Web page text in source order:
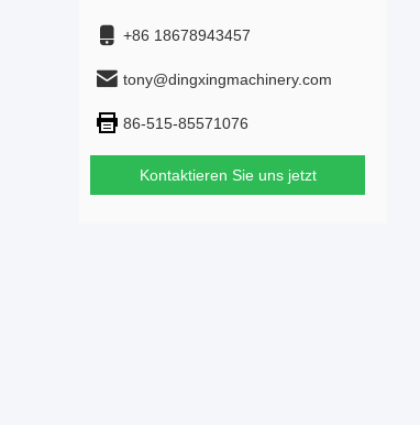
+86 18678943457
tony@dingxingmachinery.com
86-515-85571076
Kontaktieren Sie uns jetzt